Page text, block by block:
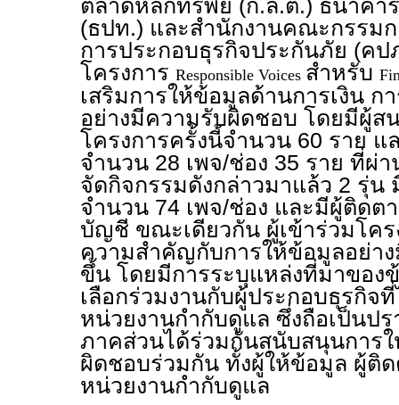
ตลาดหลักทรัพย์ (ก.ล.ต.) ธนาคา
(ธปท.) และสำนักงานคณะกรรมก
การประกอบธุรกิจประกันภัย (คป
โครงการ Responsible Voices สำหรับ
เสริมการให้ข้อมูลด้านการเงิน
อย่างมีความรับผิดชอบ โดยมีผู้ส
โครงการครั้งนี้จำนวน 60 ราย
จำนวน 28 เพจ/ช่อง 35 ราย ที่ผ่
จัดกิจกรรมดังกล่าวมาแล้ว 2 รุ่น
จำนวน 74 เพจ/ช่อง และมีผู้ติดต
บัญชี ขณะเดียวกัน ผู้เข้าร่วมโคร
ความสำคัญกับการให้ข้อมูลอย่า
ขึ้น โดยมีการระบุแหล่งที่มาของ
เลือกร่วมงานกับผู้ประกอบธุรกิจ
หน่วยงานกำกับดูแล ซึ่งถือเป็น
ภาคส่วนได้ร่วมกันสนับสนุนการ
ผิดชอบร่วมกัน ทั้งผู้ให้ข้อมูล ผู้ติ
หน่วยงานกำกับดูแล